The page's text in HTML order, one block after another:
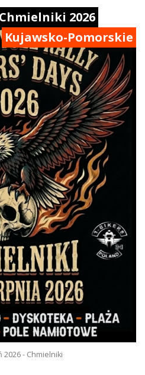
2026
Kujawsko-Pomorskie
2026 - Chmielniki